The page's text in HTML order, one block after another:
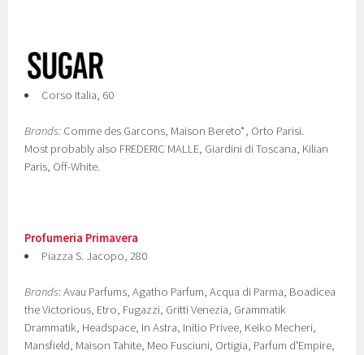
Corso Italia, 60
Brands: Comme des Garcons, Maison Bereto*, Orto Parisi.
Most probably also FREDERIC MALLE, Giardini di Toscana, Kilian
Paris, Off-White.
Profumeria Primavera
Piazza S. Jacopo, 280
Brands: Avau Parfums, Agatho Parfum, Acqua di Parma, Boadicea
the Victorious, Etro, Fugazzi, Gritti Venezia, Grammatik
Drammatik, Headspace, In Astra, Initio Privee, Keiko Mecheri,
Mansfield, Maison Tahite, Meo Fusciuni, Ortigia, Parfum d'Empire,